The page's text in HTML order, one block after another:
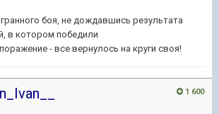
боя, не дождавшись результата
в котором победили
- все вернулось на круги своя!
1 600